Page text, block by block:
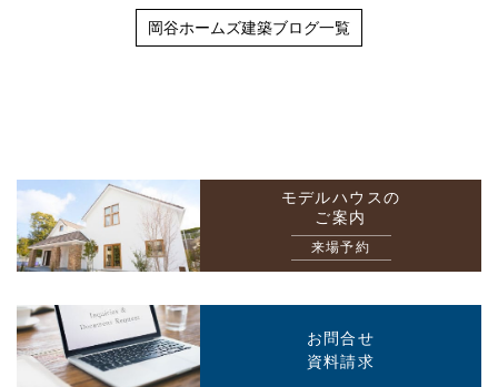
岡谷ホームズ建築ブログ一覧
モデルハウスの
ご案内
来場予約
お問合せ
資料請求